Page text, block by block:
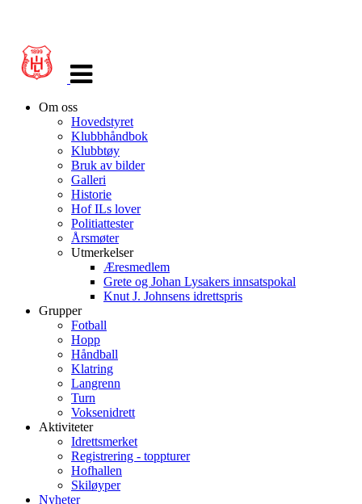
navigasjon
Om oss
Hovedstyret
Klubbhåndbok
Klubbtøy
Bruk av bilder
Galleri
Historie
Hof ILs lover
Politiattester
Årsmøter
Utmerkelser
Æresmedlem
Grete og Johan Lysakers innsatspokal
Knut J. Johnsens idrettspris
Grupper
Fotball
Hopp
Håndball
Klatring
Langrenn
Turn
Voksenidrett
Aktiviteter
Idrettsmerket
Registrering - toppturer
Hofhallen
Skiløyper
Nyheter